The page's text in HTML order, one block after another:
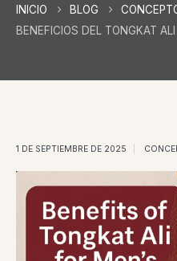
INICIO BLOG
BENEFICIOS DEL TONGKAT
1 DE SEPTIEMBRE DE 2025